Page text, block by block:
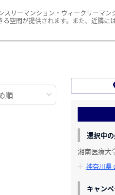
リーマンション・ウィークリーマン
空間が提供されます。また、近隣に
選択中
湘南医療大
神奈川県
キャン